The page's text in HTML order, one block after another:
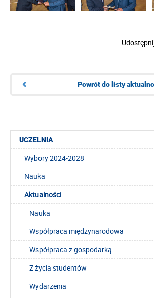
Powrót do listy
UCZELNIA
Wybory 2024-2028
Nauka
Aktualności
Nauka
Współpraca międzynarodowa
Współpraca z gospodarką
Z życia studentów
Wydarzenia